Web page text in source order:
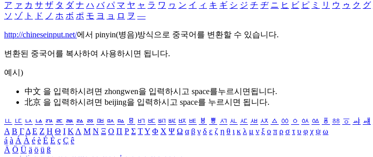
ア ァ カ サ ザ タ ダ ナ ハ バ パ マ ヤ ャ ラ ワ ヮ ン イ ィ キ ギ シ ジ チ ヂ ニ ヒ ビ ピ ミ リ ウ ゥ ク グ
ソ ゾ ト ド ノ ホ ボ ポ モ ヨ ョ ロ ヲ ―
http://chineseinput.net/에서 pinyin(병음)방식으로 중국어를 변환할 수 있습니다.
변환된 중국어를 복사하여 사용하시면 됩니다.
예시)
中文 을 입력하시려면 zhongwen을 입력하시고 space를누르시면됩니다.
北京 을 입력하시려면 beijing을 입력하시고 space를 누르시면 됩니다.
ㅥ ㅦ ㅧ ㅨ ㅩ ㅪ ㅫ ㅬ ㅭ ㅮ ㅯ ㅰ ㅱ ㅲ ㅳ ㅴ ㅵ ㅶ ㅷ ㅸ ㅹ ㅺ ㅻ ㅼ ㅽ ㅾ ㅿ ㆀ ㆁ ㆂ ㆃ ㆄ ㆅ ㆆ ㆇ ㆈ
Α Β ΓΔ Ε Ζ Η Θ Ι ΚΛ Μ Ν Ξ Ο Π Ρ Σ ΤΥ Φ Χ Ψ Ω α β γ δ ε ζ η θ ι κ λ μ ν ξ ο π ρ σ τ υ φ χ ψ ω
á à Á À é è É È ç Ç ê
Ä Ö Ü ä ö ü ß